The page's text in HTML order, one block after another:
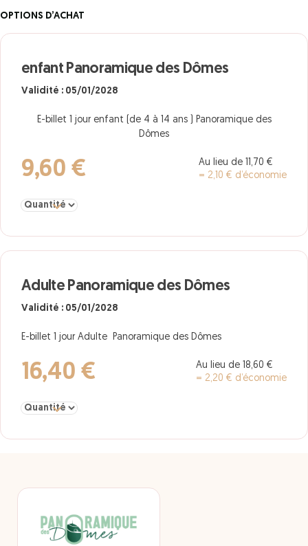
OPTIONS D’ACHAT
enfant Panoramique des Dômes
Validité : 05/01/2028
E-billet 1 jour enfant (de 4 à 14 ans ) Panoramique des
Dômes
9,60 €
Au lieu de 11,70 €
= 2,10 € d’économie
Sélectionner la quantité pour enfant Panoramique des Dômes
Adulte Panoramique des Dômes
Validité : 05/01/2028
E-billet 1 jour Adulte Panoramique des Dômes
16,40 €
Au lieu de 18,60 €
= 2,20 € d’économie
Sélectionner la quantité pour Adulte Panoramique des Dômes